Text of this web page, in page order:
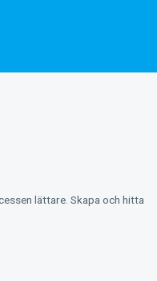
lättare. Skapa och hitta